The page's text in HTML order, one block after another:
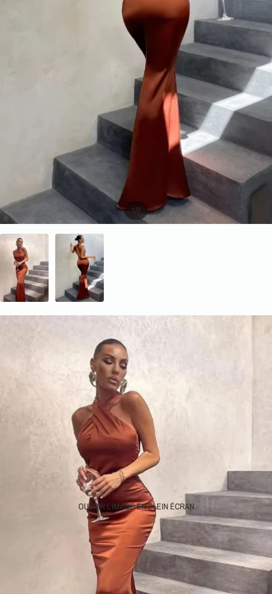
1/2
OUVRIR L’IMAGE EN PLEIN ÉCRAN